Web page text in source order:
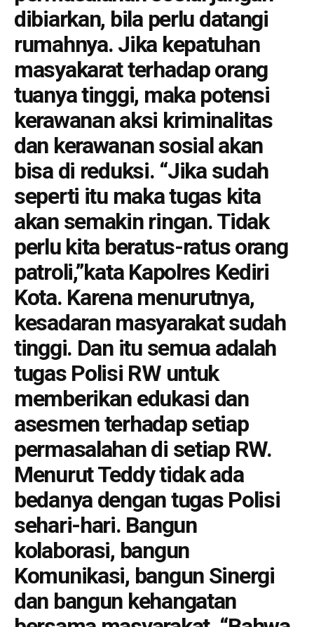
dibiarkan, bila perlu datangi
rumahnya. Jika kepatuhan
masyakarat terhadap orang
tuanya tinggi, maka potensi
kerawanan aksi kriminalitas
dan kerawanan sosial akan
bisa di reduksi. “Jika sudah
seperti itu maka tugas kita
akan semakin ringan. Tidak
perlu kita beratus-ratus orang
patroli,”kata Kapolres Kediri
Kota. Karena menurutnya,
kesadaran masyarakat sudah
tinggi. Dan itu semua adalah
tugas Polisi RW untuk
memberikan edukasi dan
asesmen terhadap setiap
permasalahan di setiap RW.
Menurut Teddy tidak ada
bedanya dengan tugas Polisi
sehari-hari. Bangun
kolaborasi, bangun
Komunikasi, bangun Sinergi
dan bangun kehangatan